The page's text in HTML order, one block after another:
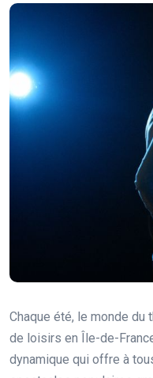
Chaque été, le monde
de loisirs en Île-de-
dynamique qui offre à